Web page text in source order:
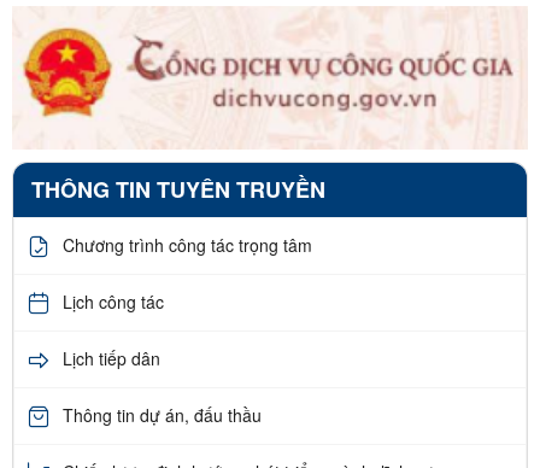
THÔNG TIN TUYÊN TRUYỀN
Chương trình công tác trọng tâm
Lịch công tác
Lịch tiếp dân
Thông tin dự án, đấu thầu